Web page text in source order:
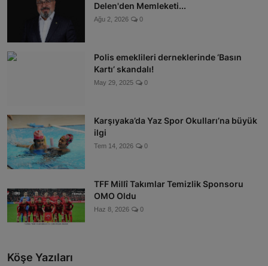
Delen'den Memleketi...
Ağu 2, 2026 0
Polis emeklileri derneklerinde ‘Basın
Kartı’ skandalı!
May 29, 2025 0
Karşıyaka’da Yaz Spor Okulları’na büyük
ilgi
Tem 14, 2026 0
TFF Millî Takımlar Temizlik Sponsoru
OMO Oldu
Haz 8, 2026 0
Köşe Yazıları